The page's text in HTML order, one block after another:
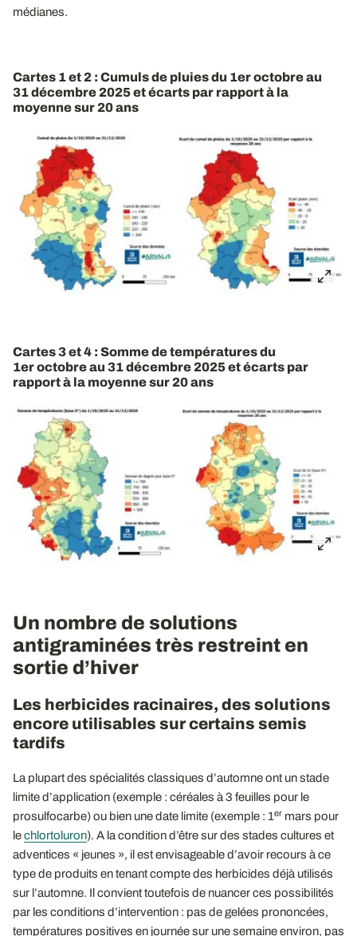
médianes.
Cartes 1 et 2 : Cumuls de pluies du 1er octobre au
31 décembre 2025 et écarts par rapport à la
moyenne sur 20 ans
Cartes 3 et 4 : Somme de températures du
1er octobre au 31 décembre 2025 et écarts par
rapport à la moyenne sur 20 ans
Un nombre de solutions
antigraminées très restreint en
sortie d’hiver
Les herbicides racinaires, des solutions
encore utilisables sur certains semis
tardifs
La plupart des spécialités classiques d’automne ont un stade
limite d’application (exemple : céréales à 3 feuilles pour le
prosulfocarbe) ou bien une date limite (exemple : 1er mars pour
lechlortoluron). A la condition d’être sur des stades cultures et
adventices « jeunes », il est envisageable d’avoir recours à ce
type de produits en tenant compte des herbicides déjà utilisés
sur l’automne. Il convient toutefois de nuancer ces possibilités
par les conditions d’intervention : pas de gelées prononcées,
températures positives en journée sur une semaine environ, pas